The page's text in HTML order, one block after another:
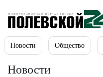
Новости Общество
Новости